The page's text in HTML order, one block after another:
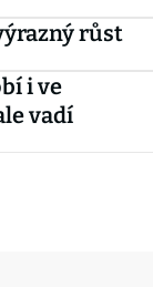
růst
i ve
vadí